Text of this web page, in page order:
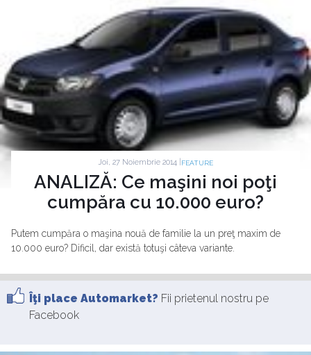
Joi, 27 Noiembrie 2014 | FEATURE
ANALIZĂ: Ce maşini noi poţi
cumpăra cu 10.000 euro?
Putem cumpăra o maşina nouă de familie la un preţ maxim de
10.000 euro? Dificil, dar există totuşi câteva variante.
Îţi place Automarket? Fii prietenul nostru pe
Facebook